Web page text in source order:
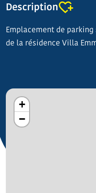
Description
Emplacement de
de la résidence Villa
+
−